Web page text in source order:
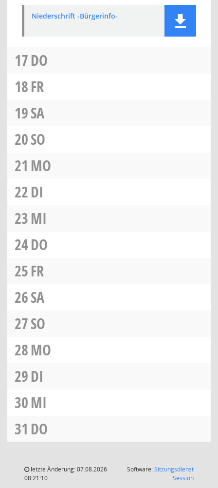
Niederschrift -Bürgerinfo-
17DO
18FR
19SA
20SO
21 MO
22DI
23MI
24DO
25FR
26SA
27SO
28MO
29DI
30MI
31 DO
letzte Änderung: 07.08.2026
08:21:10
Software:Sitzungsdienst
Session(Wird in